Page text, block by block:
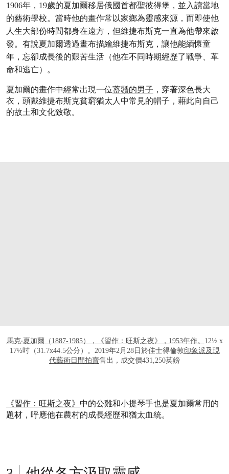
1906年，19歲的夏加爾移居俄國首都聖彼得堡，並入讀當地
的藝術學校。當時他的畫作常以家鄉為靈感來源，而即使他
人生大部份時間都身在遠方，但維捷布斯克一直為他帶來啟
發。有說夏加爾透過畫布描繪維捷布斯克，讓他能緬懷童
年，忘卻成長後的艱苦生活（他在不同時期經歷了戰爭、革
命和逃亡）。
夏加爾的畫作中經常出現一位蓄鬚的男子 ，穿著深色長大
衣，頭戴維捷布斯克貧窮猶太人中常見的帽子，藉此向自己
的故土和文化致敬。
馬克‧夏加爾（1887-1985），《習作：旺斯之夜》，1953年作。 12½ x
17½吋（31.7x44.5公分）。2019年2月28日於佳士得倫敦印象派及現
代藝術日間拍賣售出，成交價431,250英鎊
《習作：旺斯之夜》 中的公雞和小提琴手也是夏加爾常用的
題材，呼應他在農村的成長經歷和猶太血統。